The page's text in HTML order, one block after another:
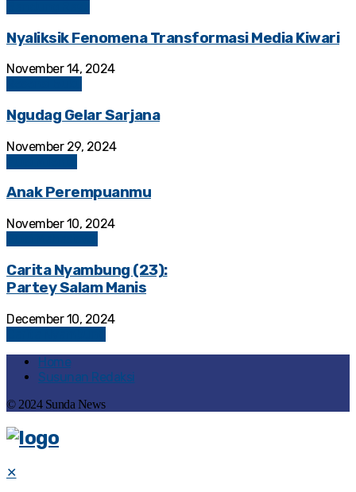
Nyaliksik Fenomena Transformasi Media Kiwari
November 14, 2024
Ngudag Gelar Sarjana
November 29, 2024
Anak Perempuanmu
November 10, 2024
Carita Nyambung (23):
Partey Salam Manis
December 10, 2024
Home
Susunan Redaksi
© 2024 Sunda News
✕